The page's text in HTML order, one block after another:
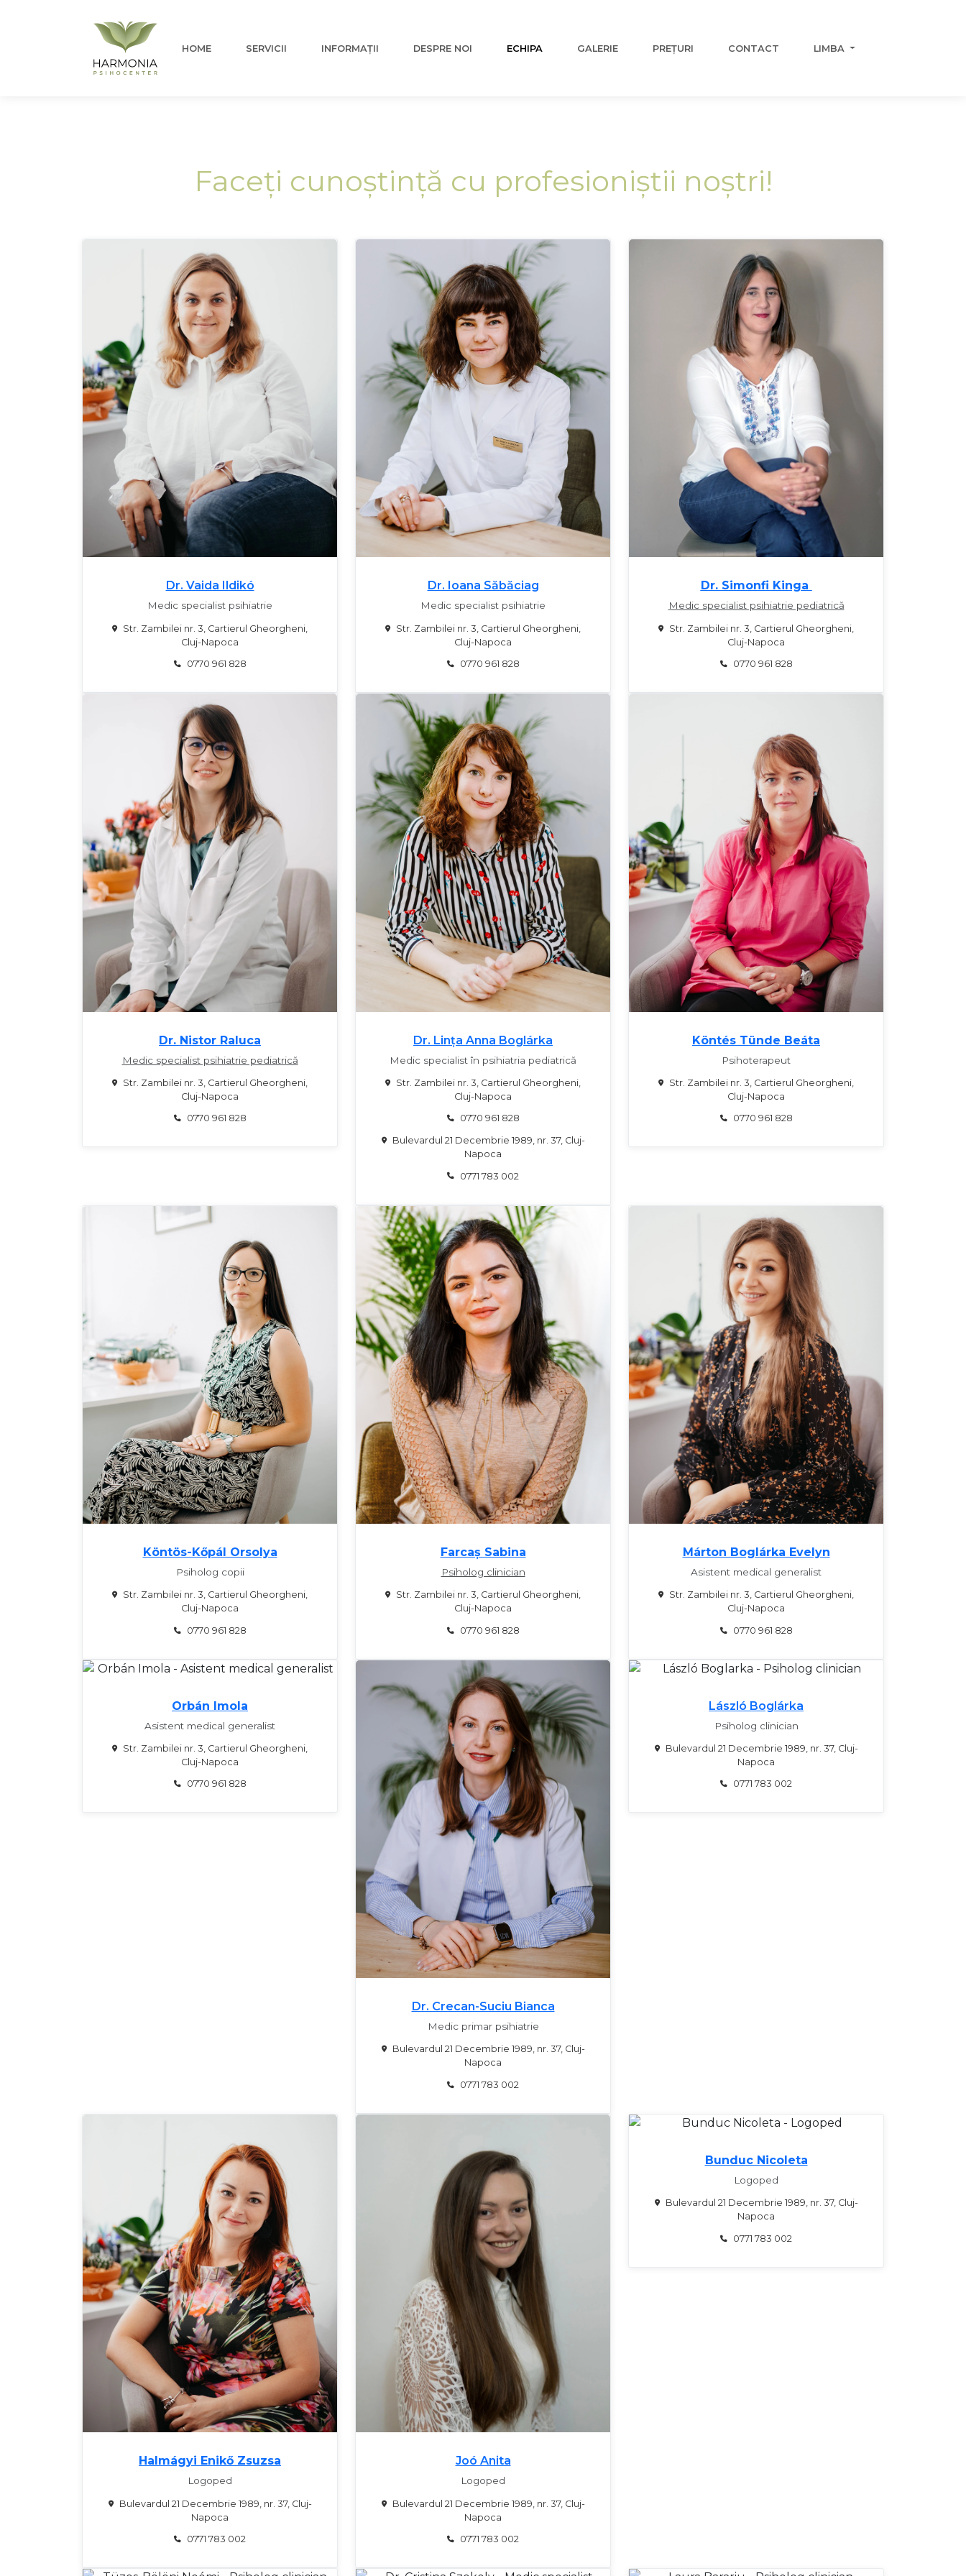
HOME SERVICII INFORMAȚII DESPRE NOI ECHIPA GALERIE PREȚURI CONTACT LIMBA
Faceți cunoștință cu profesioniștii noștri!
Dr. Vaida Ildikó
Medic specialist psihiatrie
Str. Zambilei nr. 3, Cartierul Gheorgheni,
Cluj-Napoca
0770 961 828
Dr. Ioana Săbăciag
Medic specialist psihiatrie
Str. Zambilei nr. 3, Cartierul Gheorgheni,
Cluj-Napoca
0770 961 828
Dr. Simonfi Kinga
Medic specialist psihiatrie pediatrică
Str. Zambilei nr. 3, Cartierul Gheorgheni,
Cluj-Napoca
0770 961 828
Dr. Nistor Raluca
Medic specialist psihiatrie pediatrică
Str. Zambilei nr. 3, Cartierul Gheorgheni,
Cluj-Napoca
0770 961 828
Dr. Lința Anna Boglárka
Medic specialist în psihiatria pediatrică
Str. Zambilei nr. 3, Cartierul Gheorgheni,
Cluj-Napoca
0770 961 828
Bulevardul 21 Decembrie 1989, nr. 37, Cluj-
Napoca
0771 783 002
Köntés Tünde Beáta
Psihoterapeut
Str. Zambilei nr. 3, Cartierul Gheorgheni,
Cluj-Napoca
0770 961 828
Köntös-Kőpál Orsolya
Psiholog copii
Str. Zambilei nr. 3, Cartierul Gheorgheni,
Cluj-Napoca
0770 961 828
Farcaș Sabina
Psiholog clinician
Str. Zambilei nr. 3, Cartierul Gheorgheni,
Cluj-Napoca
0770 961 828
Márton Boglárka Evelyn
Asistent medical generalist
Str. Zambilei nr. 3, Cartierul Gheorgheni,
Cluj-Napoca
0770 961 828
Orbán Imola
Asistent medical generalist
Str. Zambilei nr. 3, Cartierul Gheorgheni,
Cluj-Napoca
0770 961 828
Dr. Crecan-Suciu Bianca
Medic primar psihiatrie
Bulevardul 21 Decembrie 1989, nr. 37, Cluj-
Napoca
0771 783 002
László Boglárka
Psiholog clinician
Bulevardul 21 Decembrie 1989, nr. 37, Cluj-
Napoca
0771 783 002
Halmágyi Enikő Zsuzsa
Logoped
Bulevardul 21 Decembrie 1989, nr. 37, Cluj-
Napoca
0771 783 002
Joó Anita
Logoped
Bulevardul 21 Decembrie 1989, nr. 37, Cluj-
Napoca
0771 783 002
Bunduc Nicoleta
Logoped
Bulevardul 21 Decembrie 1989, nr. 37, Cluj-
Napoca
0771 783 002